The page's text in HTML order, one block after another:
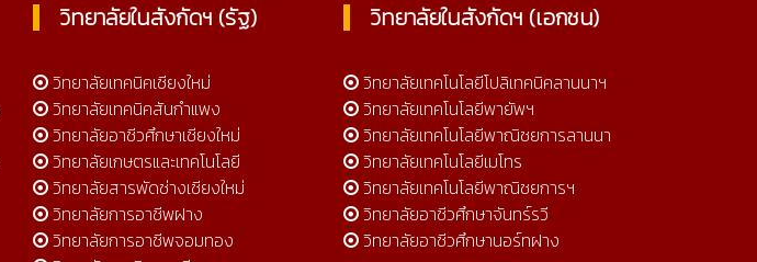
วิทยาลัยในสังกัดฯ (รัฐ)
วิทยาลัยเทคนิคเชียงใหม่
วิทยาลัยเทคนิคสันกำแพง
วิทยาลัยอาชีวศึกษาเชียงใหม่
วิทยาลัยเกษตรและเทคโนโลยี
วิทยาลัยสารพัดช่างเชียงใหม่
วิทยาลัยการอาชีพฝาง
วิทยาลัยการอาชีพจอมทอง
วิทยาลัยในสังกัดฯ (เอกชน)
วิทยาลัยเทคโนโลยีโปลิเทคนิคลานนาฯ
วิทยาลัยเทคโนโลยีพายัพฯ
วิทยาลัยเทคโนโลยีพาณิชยการลานนา
วิทยาลัยเทคโนโลยีเมโทร
วิทยาลัยเทคโนโลยีพาณิชยการฯ
วิทยาลัยอาชีวศึกษาจันทร์รวี
วิทยาลัยอาชีวศึกษานอร์ทฝาง